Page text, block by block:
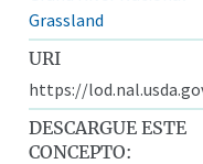
Grassland
URI
https://
DESCARGUE ESTE
CONCEPTO: